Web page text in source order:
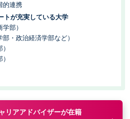
的連携
トが充実している大学
部）
・政治経済学部など）
リアアドバイザーが在籍